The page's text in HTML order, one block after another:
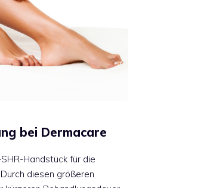
bei Dermacare
Handstück für die
diesen größeren